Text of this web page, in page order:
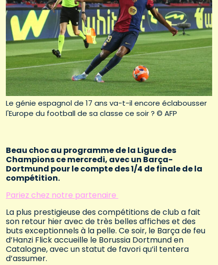
Le génie espagnol de 17 ans va-t-il encore éclabousser
l'Europe du football de sa classe ce soir ? © AFP
Beau choc au programme de la Ligue des
Champions ce mercredi, avec un Barça-
Dortmund pour le compte des 1/4 de finale de la
compétition.
Pariez chez notre partenaire
La plus prestigieuse des compétitions de club a fait
son retour hier avec de très belles affiches et des
buts exceptionnels à la pelle. Ce soir, le Barça de feu
d’Hanzi Flick accueille le Borussia Dortmund en
Catalogne, avec un statut de favori qu’il tentera
d’assumer.